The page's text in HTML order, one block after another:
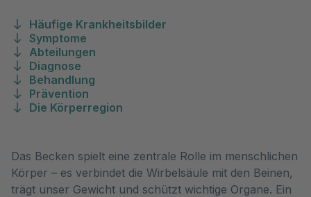
Häufige Krankheitsbilder
Symptome
Abteilungen
Diagnose
Behandlung
Prävention
Die Körperregion
Das Becken spielt eine zentrale Rolle im menschlichen
Körper – es verbindet die Wirbelsäule mit den Beinen,
trägt unser Gewicht und schützt wichtige Organe. Ein